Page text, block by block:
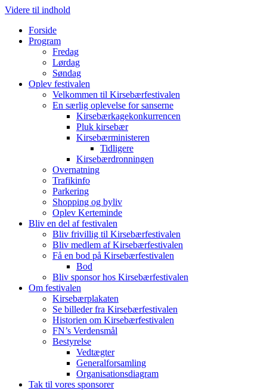
Videre til indhold
Forside
Program
Fredag
Lørdag
Søndag
Oplev festivalen
Velkommen til Kirsebærfestivalen
En særlig oplevelse for sanserne
Kirsebærkagekonkurrencen
Pluk kirsebær
Kirsebærministeren
Tidligere
Kirsebærdronningen
Overnatning
Trafikinfo
Parkering
Shopping og byliv
Oplev Kerteminde
Bliv en del af festivalen
Bliv frivillig til Kirsebærfestivalen
Bliv medlem af Kirsebærfestivalen
Få en bod på Kirsebærfestivalen
Bod
Bliv sponsor hos Kirsebærfestivalen
Om festivalen
Kirsebærplakaten
Se billeder fra Kirsebærfestivalen
Historien om Kirsebærfestivalen
FN’s Verdensmål
Bestyrelse
Vedtægter
Generalforsamling
Organisationsdiagram
Tak til vores sponsorer